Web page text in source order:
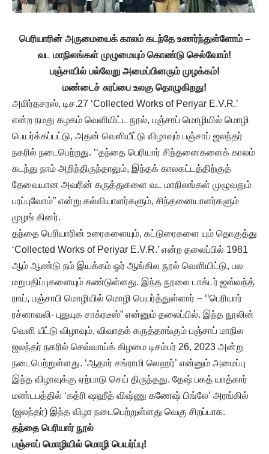
பெரியாரின் அருமையைக் காலம் கடந்தே உணர்ந்துள்ளோம் –
வட மாநிலங்கள் முழுமையும் கொண்டு செல்வோம்!
பஞ்சாபில் பல்வேறு அமைப்பினரும் முழக்கம்!
மண்டைச் சுரப்பை உலகு தொழுகிறது!
அமிர்தசரஸ், டிச.27 ‘Collected Works of Periyar E.V.R.’
என்ற நமது கழகம் வெளியிட்ட நூல், பஞ்சாப் மொழியில் மொழி
பெயர்க்கப்பட்டு, அதன் வெளியீட்டு விழாவும் பஞ்சாப் ஜலந்தர்
நகரில் நடைபெற்றது. ‘‘தந்தை பெரியார் சிந்தனைகளைக் காலம்
கடந்து நாம் அறிந்திருந்தாலும், இந்தக் காலகட்டத்திற்குத்
தேவையான அவரின் கருத்துகளை வட மாநிலங்கள் முழுவதும்
பரப்புவோம்” என்று கல்வியாளர்களும், சிந்தனையாளர்களும்
முழங் கினர்.
தந்தை பெரியாரின் உரைகளையும், கட்டுரைகளை யும் தொகுத்து
‘Collected Works of Periyar E.V.R.’ என்ற தலைப்பில் 1981
ஆம் ஆண்டு நம் இயக்கம் ஓர் ஆங்கில நூல் வெளியிட்டு, பல
மறுபதிப்புகளையும் கண்டுள்ளது. இந்த நூலை டாக்டர் ஜஸ்வந்த்
ராய், பஞ்சாபி மொழியில் மொழி பெயர்த்துள்ளார் – ‘‘பெரியார்
ரச்னாவலி- புதுயுக சாக்ரடீஸ்” என்னும் தலைப்பில். இந்த நூலின்
வெளி யீட்டு விழாவும், விவாதக் கருத்தரங்கும் பஞ்சாப் மாநில
ஜலந்தர் நகரில் செவ்வாய்க் கிழமை டிசம்பர் 26, 2023 அன்று
நடைபெற்றுள்ளது. ‘ஆதார் சங்ராமி லெஹர்’ என்னும் அமைப்பு
இந்த விழாவுக்கு ஏற்பாடு செய் திருந்தது. தேஷ் பகத் யாத்கார்
மண்டபத்தில் ‘கத்ரி ஷஹீத் விஷ்ணு கணேஷ் பிங்லே’ அரங்கில்
(ஜலந்தர்) இந்த விழா நடைபெற்றுள்ளது வெகு சிறப்பாக.
தந்தை பெரியார் நூல்
பஞ்சாப் மொழியில் மொழி பெயர்ப்பு!